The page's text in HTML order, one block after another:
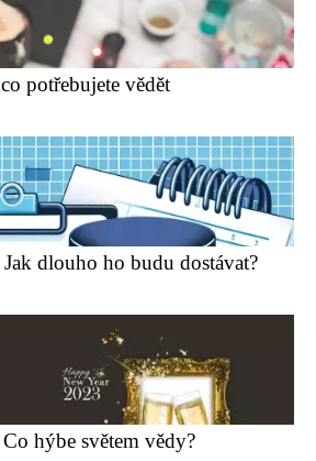
potřebujete vědět
dlouho ho budu dostávat?
hýbe světem vědy?